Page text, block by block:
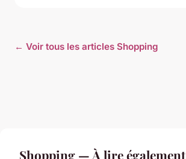
← Voir tous les articles Shopping
Shopping — À lire également